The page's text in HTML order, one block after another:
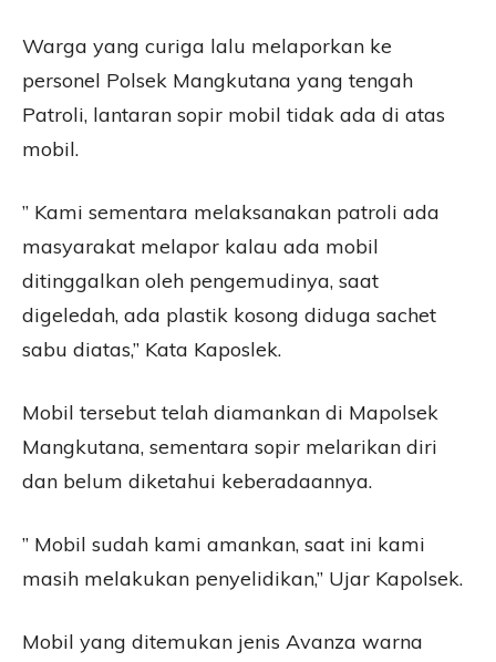
Warga yang curiga lalu melaporkan ke
personel Polsek Mangkutana yang tengah
Patroli, lantaran sopir mobil tidak ada di atas
mobil.
” Kami sementara melaksanakan patroli ada
masyarakat melapor kalau ada mobil
ditinggalkan oleh pengemudinya, saat
digeledah, ada plastik kosong diduga sachet
sabu diatas,” Kata Kaposlek.
Mobil tersebut telah diamankan di Mapolsek
Mangkutana, sementara sopir melarikan diri
dan belum diketahui keberadaannya.
” Mobil sudah kami amankan, saat ini kami
masih melakukan penyelidikan,” Ujar Kapolsek.
Mobil yang ditemukan jenis Avanza warna